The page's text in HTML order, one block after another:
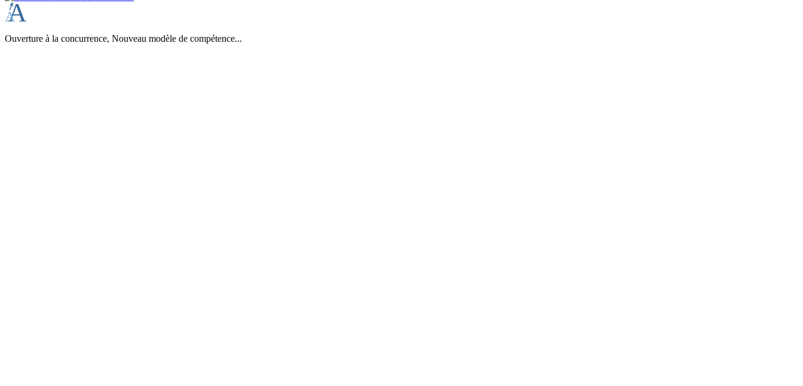
Ouverture à la concurrence, Nouveau modèle de compétence...